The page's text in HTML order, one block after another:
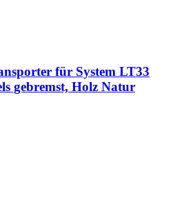
für System LT33
gebremst, Holz Natur